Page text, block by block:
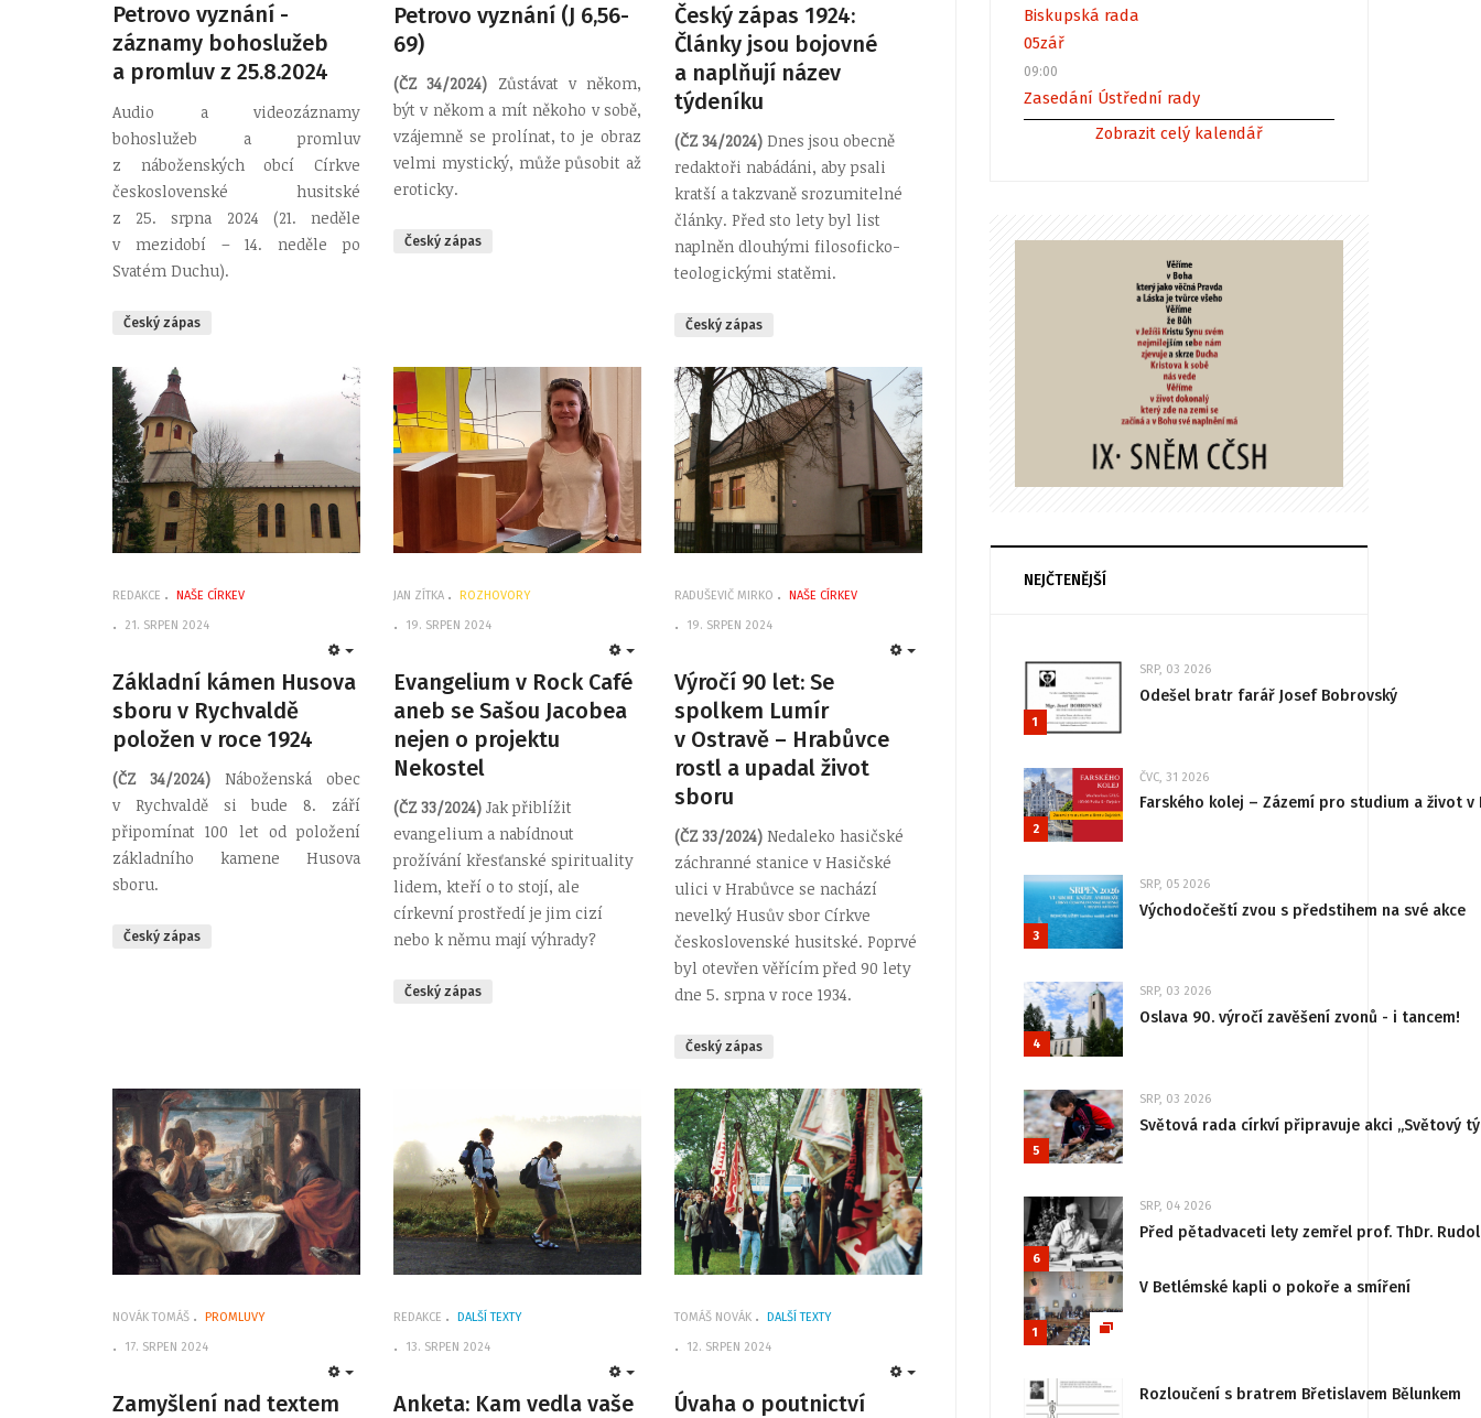
Petrovo vyznání -
záznamy bohoslužeb
a promluv z 25.8.2024
Audio a videozáznamy
bohoslužeb a promluv
z náboženských obcí Církve
československé husitské
z 25. srpna 2024 (21. neděle
v mezidobí – 14. neděle po
Svatém Duchu).
Český zápas
Petrovo vyznání (J 6,56-
69)
(ČZ 34/2024) Zůstávat v někom,
být v někom a mít někoho v sobě,
vzájemně se prolínat, to je obraz
velmi mystický, může působit až
eroticky.
Český zápas
Český zápas 1924:
Články jsou bojovné
a naplňují název
týdeníku
(ČZ 34/2024) Dnes jsou obecně
redaktoři nabádáni, aby psali
kratší a takzvaně srozumitelné
články. Před sto lety byl list
naplněn dlouhými filosoficko-
teologickými statěmi.
Český zápas
REDAKCE NAŠE CÍRKEV
21. SRPEN 2024
Základní kámen Husova
sboru v Rychvaldě
položen v roce 1924
(ČZ 34/2024) Náboženská obec
v Rychvaldě si bude 8. září
připomínat 100 let od položení
základního kamene Husova
sboru.
Český zápas
JAN ZÍTKA ROZHOVORY
19. SRPEN 2024
Evangelium v Rock Café
aneb se Sašou Jacobea
nejen o projektu
Nekostel
(ČZ 33/2024) Jak přiblížit
evangelium a nabídnout
prožívání křesťanské spirituality
lidem, kteří o to stojí, ale
církevní prostředí je jim cizí
nebo k němu mají výhrady?
Český zápas
RADUŠEVIČ MIRKO NAŠE CÍRKEV
19. SRPEN 2024
Výročí 90 let: Se
spolkem Lumír
v Ostravě – Hrabůvce
rostl a upadal život
sboru
(ČZ 33/2024) Nedaleko hasičské
záchranné stanice v Hasičské
ulici v Hrabůvce se nachází
nevelký Husův sbor Církve
československé husitské. Poprvé
byl otevřen věřícím před 90 lety
dne 5. srpna v roce 1934.
Český zápas
NOVÁK TOMÁŠ PROMLUVY
17. SRPEN 2024
Zamyšlení nad textem
REDAKCE DALŠÍ TEXTY
13. SRPEN 2024
Anketa: Kam vedla vaše
TOMÁŠ NOVÁK DALŠÍ TEXTY
12. SRPEN 2024
Úvaha o poutnictví
Biskupská rada
05zář
09:00
Zasedání Ústřední rady
Zobrazit celý kalendář
NEJČTENĚJŠÍ
1
SRP, 03 2026
Odešel bratr farář Josef Bobrovský
2
ČVC, 31 2026
Farského kolej – Zázemí pro studium a život v
3
SRP, 05 2026
Východočeští zvou s předstihem na své akce
4
SRP, 03 2026
Oslava 90. výročí zavěšení zvonů - i tancem!
5
SRP, 03 2026
Světová rada církví připravuje akci „Světový
6
SRP, 04 2026
Před pětadvaceti lety zemřel prof. ThDr.
1
V Betlémské kapli o pokoře a smíření
Rozloučení s bratrem Břetislavem Bělunkem